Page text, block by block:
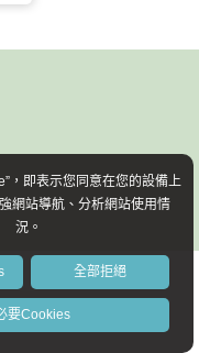
，即表示您同意在您的設備上
網站導航、分析網站使用情
況。
全部拒絕
要Cookies